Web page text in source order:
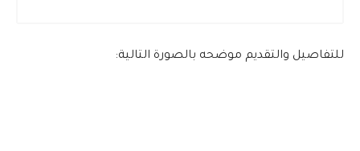
للتفاصيل والتقديم موضحه بالصورة التالية: